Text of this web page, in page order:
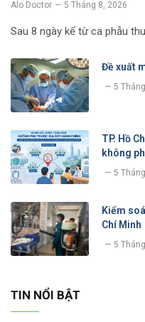
Alo Doctor 5 Tháng 8, 2026
Sau 8 ngày kể từ ca phẫu
Đề xuất
5
TP. Hồ
không
5
Kiểm
Chí Minh
5
TIN NỔI BẬT